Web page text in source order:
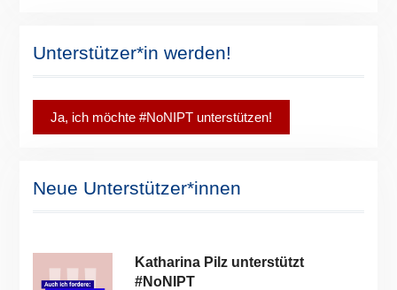
Unterstützer*in werden!
Ja, ich möchte #NoNIPT unterstützen!
Neue Unterstützer*innen
Katharina Pilz unterstützt
#NoNIPT